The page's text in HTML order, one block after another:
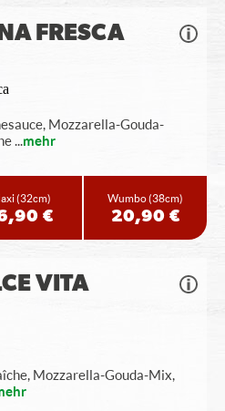
FRESCA
Mozzarella-Gouda-
...mehr
(32cm)
€
Wumbo(38cm)
20,90 €
VITA
Mozzarella-Gouda-Mix,